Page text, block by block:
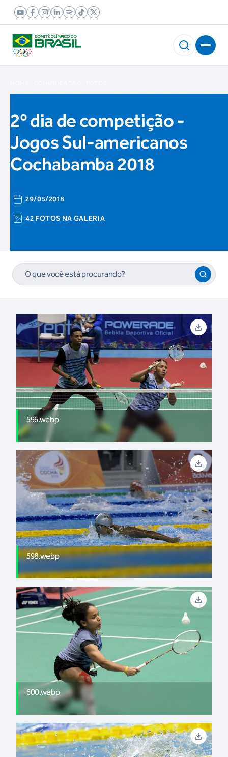
2º dia de competição -
Jogos Sul-americanos
Cochabamba 2018
29/05/2018
42 FOTOS NA GALERIA
596.webp
598.webp
600.webp